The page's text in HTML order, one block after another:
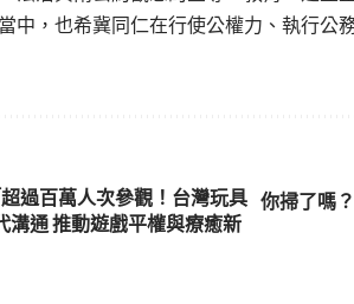
中，也希冀同仁在行使公權力、執行公
過百萬人次參觀！台灣玩具
溝通 推動遊戲平權與療癒新
你掃了嗎